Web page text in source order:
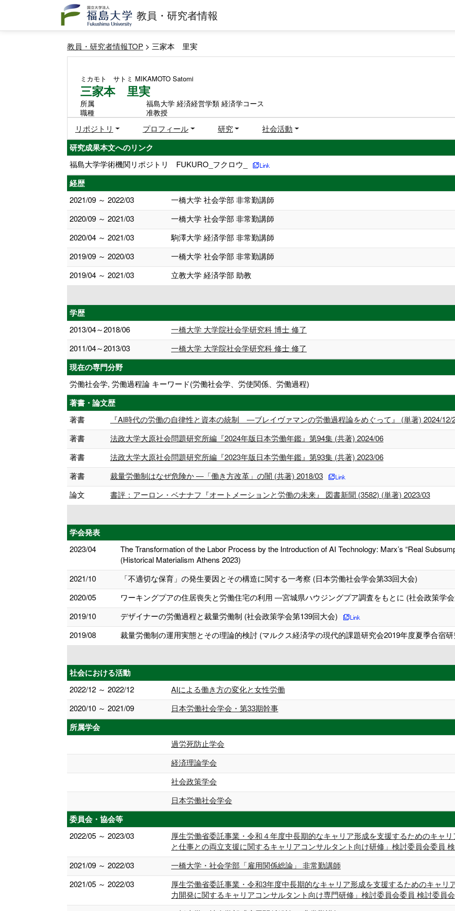
教員・研究者情報
教員・研究者情報TOP > 三家本 里実
ミカモト サトミ MIKAMOTO Satomi
三家本 里実
所属
福島大学 経済経営学類 経済学コース
職種
准教授
リポジトリ プロフィール 研究 社会活動
研究成果本文へのリンク
福島大学学術機関リポジトリ FUKURO_フクロウ_
経歴
2021/09 ～ 2022/03
一橋大学 社会学部 非常勤講師
2020/09 ～ 2021/03
一橋大学 社会学部 非常勤講師
2020/04 ～ 2021/03
駒澤大学 経済学部 非常勤講師
2019/09 ～ 2020/03
一橋大学 社会学部 非常勤講師
2019/04 ～ 2021/03
立教大学 経済学部 助教
学歴
2013/04～2018/06
一橋大学 大学院社会学研究科 博士 修了
2011/04～2013/03
一橋大学 大学院社会学研究科 修士 修了
現在の専門分野
労働社会学, 労働過程論 キーワード(労働社会学、労使関係、労働過程)
著書・論文歴
著書
『AI時代の労働の自律性と資本の統制 ―ブレイヴァマンの労働過程論をめぐって』 (単著) 2024/12/
著書
法政大学大原社会問題研究所編『2024年版日本労働年鑑』第94集 (共著) 2024/06
著書
法政大学大原社会問題研究所編『2023年版日本労働年鑑』第93集 (共著) 2023/06
著書
裁量労働制はなぜ危険か ―「働き方改革」の闇 (共著) 2018/03
論文
書評：アーロン・ベナナフ『オートメーションと労働の未来』 図書新聞 (3582) (単著) 2023/03
学会発表
2023/04
The Transformation of the Labor Process by the Introduction of AI Technology: Marx’s “Real
(Historical Materialism Athens 2023)
2021/10
「不適切な保育」の発生要因とその構造に関する一考察 (日本労働社会学会第33回大会)
2020/05
ワーキングプアの住居喪失と労働住宅の利用 ―宮城県ハウジングプア調査をもとに (社会政策学
2019/10
デザイナーの労働過程と裁量労働制 (社会政策学会第139回大会)
2019/08
裁量労働制の運用実態とその理論的検討 (マルクス経済学の現代的課題研究会2019年度夏季合宿
社会における活動
2022/12 ～ 2022/12
AIによる働き方の変化と女性労働
2020/10 ～ 2021/09
日本労働社会学会・第33期幹事
所属学会
過労死防止学会
経済理論学会
社会政策学会
日本労働社会学会
委員会・協会等
2022/05 ～ 2023/03
厚生労働省委託事業・令和４年度中長期的なキャリア形成を支援するためのキャ
と仕事との両立支援に関するキャリアコンサルタント向け研修」検討委員会委員
2021/09 ～ 2022/03
一橋大学・社会学部「雇用関係総論」 非常勤講師
2021/05 ～ 2022/03
厚生労働省委託事業・令和3年度中長期的なキャリア形成を支援するためのキャ
力開発に関するキャリアコンサルタント向け専門研修」検討委員会委員 検討委員